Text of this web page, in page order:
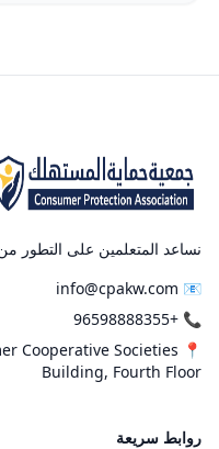
نساعد المتعلمين على التطور
📧 info@cpakw.com
📞 +96598888355
Cooperative Societies
Building, Fourth Floor
روابط سريعة